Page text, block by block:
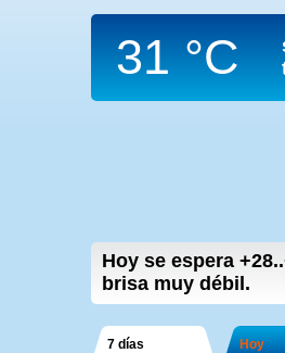
31 °C
Hoy se espera
brisa muy débil.
7 días Hoy